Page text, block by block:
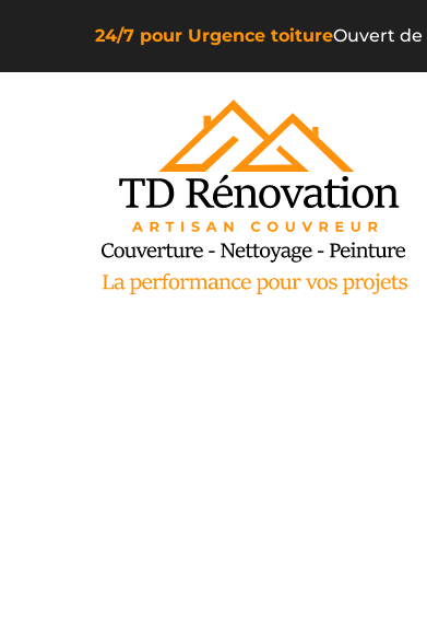
24/7 pour Urgence toitureOuvert de